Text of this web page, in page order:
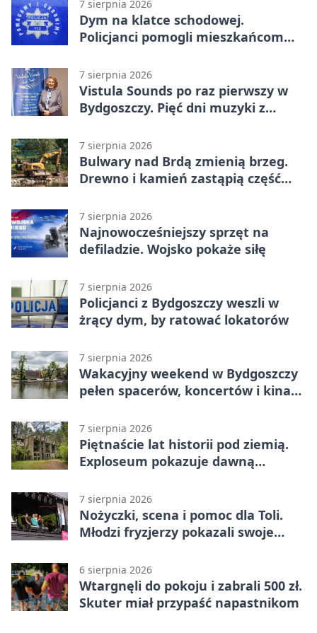
7 sierpnia 2026
Dym na klatce schodowej.
Policjanci pomogli mieszkańcom
7 sierpnia 2026
Vistula Sounds po raz pierwszy w
Bydgoszczy. Pięć dni muzyki z
7 sierpnia 2026
Bulwary nad Brdą zmienią brzeg.
Drewno i kamień zastąpią część
7 sierpnia 2026
Najnowocześniejszy sprzęt na
defiladzie. Wojsko pokaże siłę
7 sierpnia 2026
Policjanci z Bydgoszczy weszli w
żrący dym, by ratować lokatorów
7 sierpnia 2026
Wakacyjny weekend w Bydgoszczy
pełen spacerów, koncertów i kina
7 sierpnia 2026
Piętnaście lat historii pod ziemią.
Exploseum pokazuje dawną
7 sierpnia 2026
Nożyczki, scena i pomoc dla Toli.
Młodzi fryzjerzy pokazali swoje
6 sierpnia 2026
Wtargnęli do pokoju i zabrali 500 zł.
Skuter miał przypaść napastnikom